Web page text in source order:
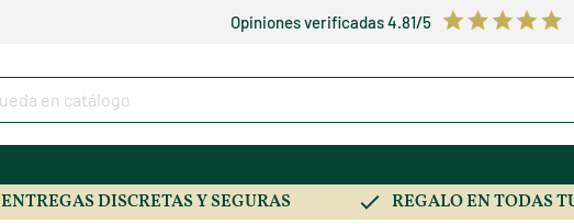
Opiniones verificadas 4.81/5
ENTREGAS DISCRETAS Y SEGURAS REGALO EN TODAS